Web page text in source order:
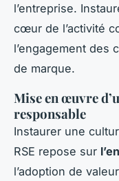
l’entreprise.
cœur de l’activité
l’engagement des
de marque.
Mise en œuvre
responsable
Instaurer une
RSE repose sur
l’adoption de